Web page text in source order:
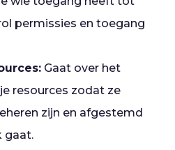
permissies en toegang
Gaat over het
resources zodat ze
zijn en afgestemd
gaat.